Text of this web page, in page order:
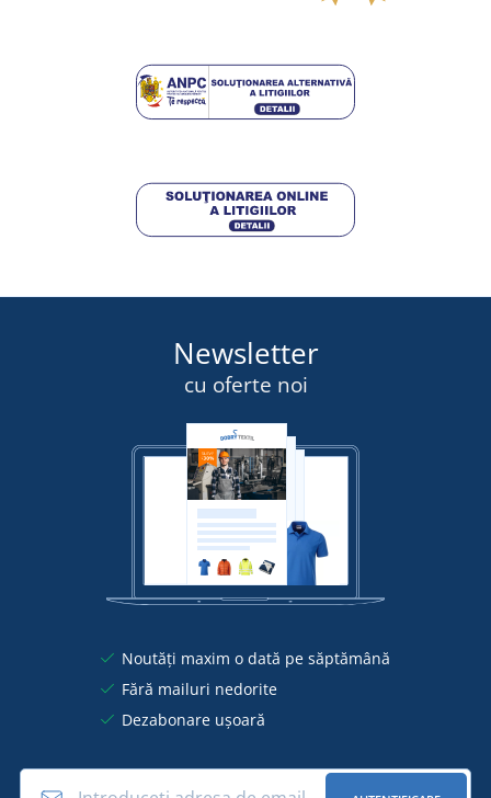
Newsletter
cu oferte noi
Noutăți maxim o dată pe săptămână
Fără mailuri nedorite
Dezabonare ușoară